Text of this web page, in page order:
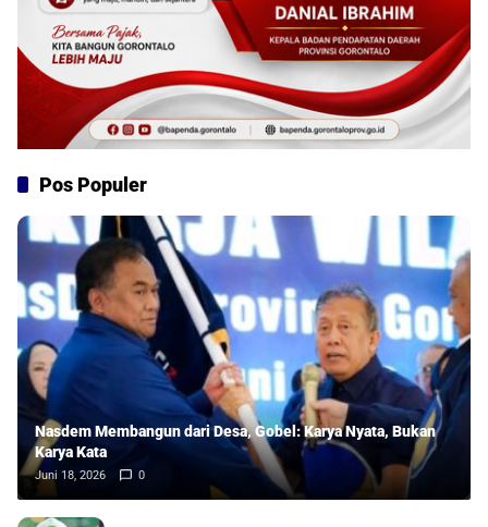
Pos Populer
Nasdem Membangun dari Desa, Gobel: Karya Nyata, Bukan
Karya Kata
Juni 18, 2026 0